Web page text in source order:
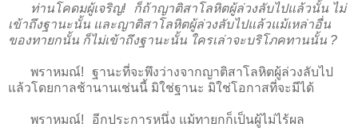
ท่านโคดมผู้เจริญ! ก็ถ้าญาติสาโลหิตผู้ล่วงลับไปแล้วนั้น ไม่
เข้าถึงฐานะนั้น และญาติสาโลหิตผู้ล่วงลับไปแล้วแม้เหล่าอื่น
ของทายกนั้น ก็ไม่เข้าถึงฐานะนั้น ใครเล่าจะบริโภคทานนั้น ?
พราหมณ์! ฐานะที่จะพึงว่างจากญาติสาโลหิตผู้ล่วงลับไป
แล้วโดยกาลช้านานเช่นนี้ มิใช่ฐานะ มิใช่โอกาสที่จะมีได้
พราหมณ์! อีกประการหนึ่ง แม้ทายกก็เป็นผู้ไม่ไร้ผล